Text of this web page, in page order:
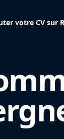
votre CV sur